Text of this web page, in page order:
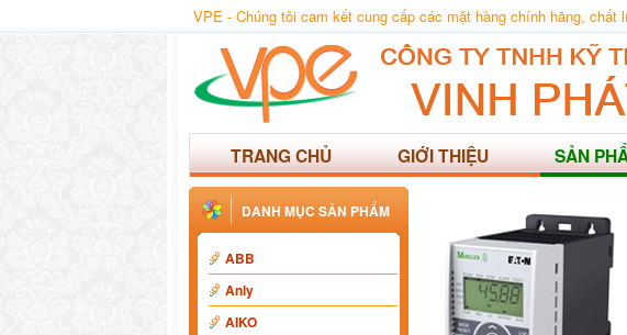
VPE - Chúng tôi cam kết cung cấp các mặt hàng chính hãng, chất
TRANG CHỦ GIỚI THIỆU SẢN
DANH MỤC SẢN PHẨM
ABB
Anly
AIKO